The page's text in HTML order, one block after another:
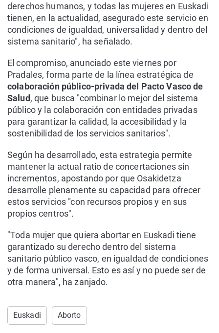
derechos humanos, y todas las mujeres en Euskadi
tienen, en la actualidad, asegurado este servicio en
condiciones de igualdad, universalidad y dentro del
sistema sanitario", ha señalado.
El compromiso, anunciado este viernes por
Pradales, forma parte de la línea estratégica de
colaboración público-privada del Pacto Vasco de
Salud, que busca "combinar lo mejor del sistema
público y la colaboración con entidades privadas
para garantizar la calidad, la accesibilidad y la
sostenibilidad de los servicios sanitarios".
Según ha desarrollado, esta estrategia permite
mantener la actual ratio de concertaciones sin
incrementos, apostando por que Osakidetza
desarrolle plenamente su capacidad para ofrecer
estos servicios "con recursos propios y en sus
propios centros".
"Toda mujer que quiera abortar en Euskadi tiene
garantizado su derecho dentro del sistema
sanitario público vasco, en igualdad de condiciones
y de forma universal. Esto es así y no puede ser de
otra manera", ha zanjado.
Euskadi Aborto